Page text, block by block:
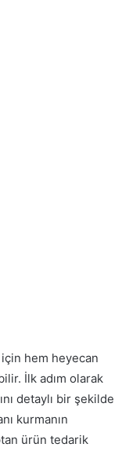
hem heyecan
İlk adım olarak
detaylı bir şekilde
kurmanın
ürün tedarik